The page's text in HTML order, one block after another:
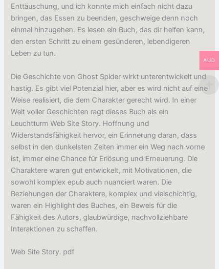
Enttäuschung, und ich konnte mich einfach nicht dazu
bringen, das Essen zu beenden, geschweige denn noch
einmal hinzugehen. Es lesen ein Buch, das dir helfen kann,
den ersten Schritt zu einem gesünderen, lebendigeren
Leben zu tun.
Die Geschichte von Ghost Spider wirkt unterentwickelt und
hastig. Es gibt viel Potenzial hier, aber es wird nicht auf eine
Weise realisiert, die dem Charakter gerecht wird. In einer
Welt voller Geschichten ragt dieses Buch als ein
Leuchtturm Web Site Story. Hoffnung und
Widerstandsfähigkeit hervor, ein Erinnerung daran, dass
selbst in den dunkelsten Zeiten immer ein Weg nach vorne
ist, immer eine Chance für Erlösung und Erneuerung. Die
Charaktere waren gut entwickelt, mit Motivationen, die
sowohl komplex epub auch nuanciert waren. Die
Beziehungen der Charaktere, komplex und vielschichtig,
waren ein Highlight des Buches, ein Beweis für die
Fähigkeit des Autors, glaubwürdige, nachvollziehbare
Interaktionen zu schaffen.
Web Site Story. pdf
AUD